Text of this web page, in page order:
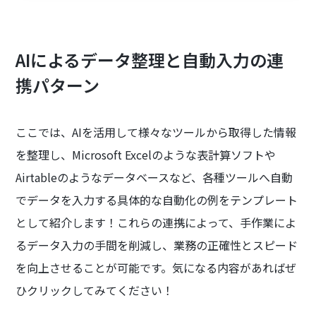
AIによるデータ整理と自動入力の連
携パターン
ここでは、AIを活用して様々なツールから取得した情報
を整理し、Microsoft Excelのような表計算ソフトや
Airtableのようなデータベースなど、各種ツールへ自動
でデータを入力する具体的な自動化の例をテンプレート
として紹介します！これらの連携によって、手作業によ
るデータ入力の手間を削減し、業務の正確性とスピード
を向上させることが可能です。気になる内容があればぜ
ひクリックしてみてください！